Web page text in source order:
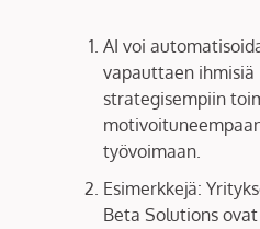
AI voi
vapauttaen
strategisempiin
työvoimaan.
Esimerkkejä:
Beta Solutions